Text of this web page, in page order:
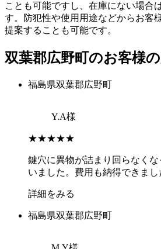
ことも可能ですし、在庫にない場合
す。防犯性や使用用途などからお客
提案することも可能です。
双葉郡広野町のお客様
福島県双葉郡広野町
Y.A様
★★★★★
鍵穴に異物が詰まり回らなく
いました。費用も納得できまし
詳細をみる
福島県双葉郡広野町